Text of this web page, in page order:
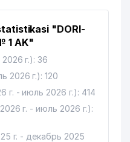
154 м
MChJ
172 м
"DORI-
1 AK"
г.): 36
2026 г.): 120
г. - июль 2026 г.): 414
г. - июль 2026 г.):
г. - декабрь 2025